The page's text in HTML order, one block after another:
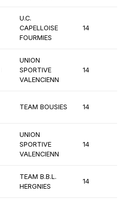
U.C.
CAPELLOISE
FOURMIES
14
UNION
SPORTIVE
VALENCIENN
14
TEAM BOUSIES 14
UNION
SPORTIVE
VALENCIENN
14
TEAM B.B.L.
HERGNIES
14